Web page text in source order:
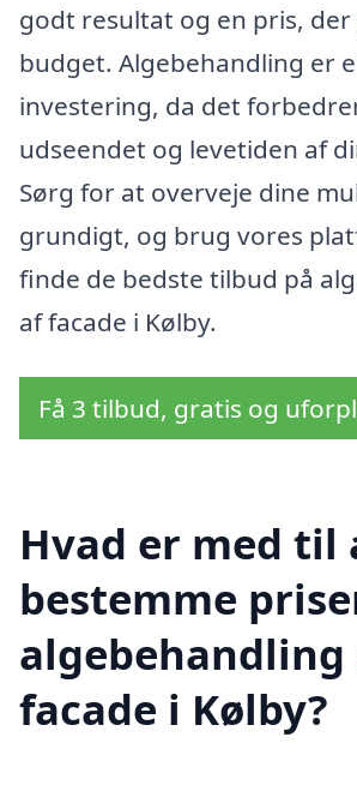
godt resultat og en pris,
budget. Algebehandling er
investering, da det
udseendet og levetiden af
Sørg for at overveje dine
grundigt, og brug vores
finde de bedste tilbud på
af facade i Kølby.
Få 3 tilbud, gratis og
Hvad er med til
bestemme
algebehandling
facade i Kølby?